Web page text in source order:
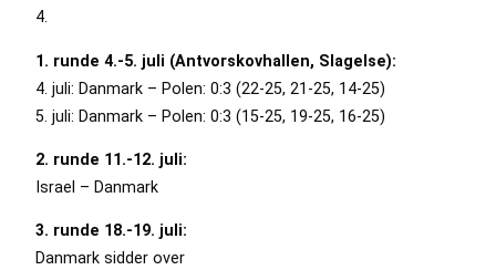
4.
1. runde 4.-5. juli (Antvorskovhallen, Slagelse):
4. juli: Danmark – Polen: 0:3 (22-25, 21-25, 14-25)
5. juli: Danmark – Polen: 0:3 (15-25, 19-25, 16-25)
2. runde 11.-12. juli:
Israel – Danmark
3. runde 18.-19. juli:
Danmark sidder over